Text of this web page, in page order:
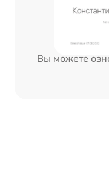
Вы можете